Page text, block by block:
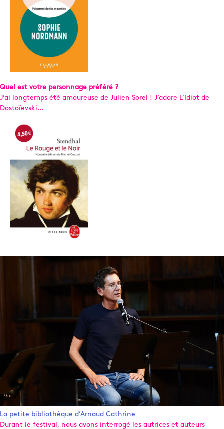
Quel est votre personnage préféré ?
J’ai longtemps été amoureuse de Julien Sorel ! J’adore L’Idiot de
Dostoïevski…
La petite bibliothèque d’Arnaud Cathrine
Durant le festival, nous avons interrogé les autrices et auteurs